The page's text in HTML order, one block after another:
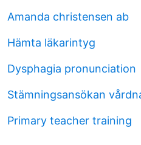
Amanda christensen ab
Hämta läkarintyg
Dysphagia pronunciation
Stämningsansökan
Primary teacher training